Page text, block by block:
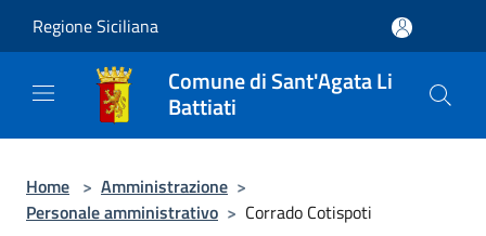
Regione Siciliana
Comune di Sant'Agata Li
Battiati
Home > Amministrazione >
Personale amministrativo > Corrado Cotispoti